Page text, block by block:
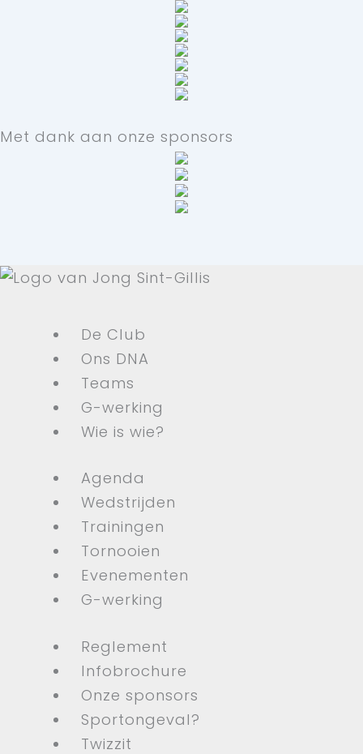
Met dank aan onze sponsors
De Club
Ons DNA
Teams
G-werking
Wie is wie?
Agenda
Wedstrijden
Trainingen
Tornooien
Evenementen
G-werking
Reglement
Infobrochure
Onze sponsors
Sportongeval?
Twizzit